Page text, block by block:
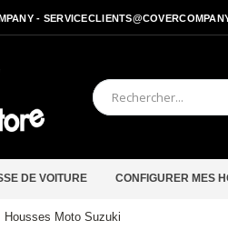
-
DE VOITURE CONFIGURER MES
Housses Moto Suzuki